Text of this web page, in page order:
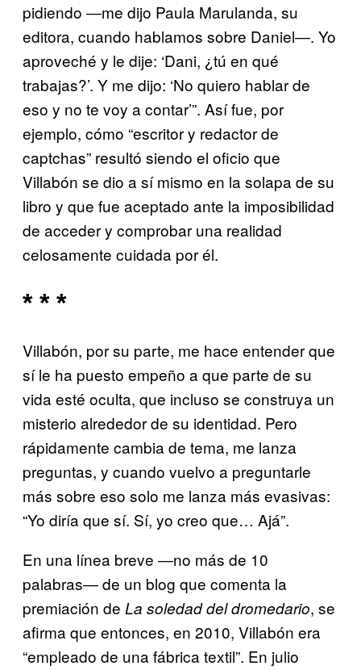
pidiendo ―me dijo Paula Marulanda, su
editora, cuando hablamos sobre Daniel―. Yo
aproveché y le dije: ‘Dani, ¿tú en qué
trabajas?’. Y me dijo: ‘No quiero hablar de
eso y no te voy a contar’”. Así fue, por
ejemplo, cómo “escritor y redactor de
captchas” resultó siendo el oficio que
Villabón se dio a sí mismo en la solapa de su
libro y que fue aceptado ante la imposibilidad
de acceder y comprobar una realidad
celosamente cuidada por él.
* * *
Villabón, por su parte, me hace entender que
sí le ha puesto empeño a que parte de su
vida esté oculta, que incluso se construya un
misterio alrededor de su identidad. Pero
rápidamente cambia de tema, me lanza
preguntas, y cuando vuelvo a preguntarle
más sobre eso solo me lanza más evasivas:
“Yo diría que sí. Sí, yo creo que… Ajá”.
En una línea breve ―no más de 10
palabras― de un blog que comenta la
premiación de La soledad del dromedario, se
afirma que entonces, en 2010, Villabón era
“empleado de una fábrica textil”. En julio